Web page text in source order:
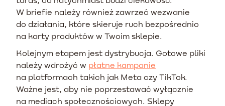
W briefie należy również zawrzeć wezwanie
do działania, które skieruje ruch bezpośrednio
na karty produktów w Twoim sklepie.
Kolejnym etapem jest dystrybucja. Gotowe pliki
należy wdrożyć w płatne kampanie
na platformach takich jak Meta czy TikTok.
Ważne jest, aby nie poprzestawać wyłącznie
na mediach społecznościowych. Sklepy